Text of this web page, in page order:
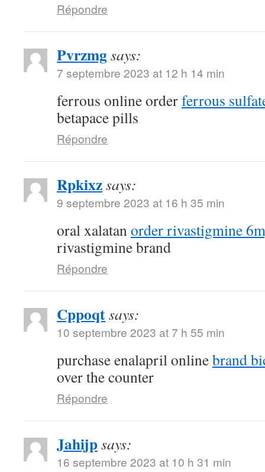
Répondre
Pvrzmgsays:
7 septembre 2023 at 12 h 14 min
ferrous online orderferrous
betapace pills
Répondre
Rpkixzsays:
9 septembre 2023 at 16 h 35 min
oral xalatanorder rivastigmine
rivastigmine brand
Répondre
Cppoqtsays:
10 septembre 2023 at 7 h 55 min
purchase enalapril onlinebrand
over the counter
Répondre
Jahijpsays:
16 septembre 2023 at 10 h 31 min